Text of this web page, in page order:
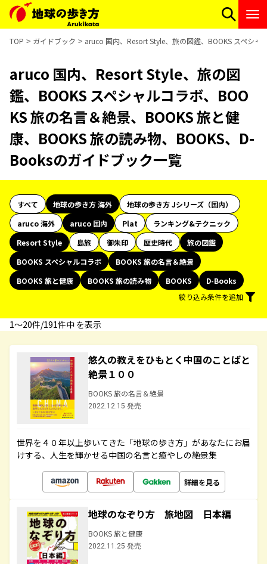
TOP ガイドブック aruco 国内、Resort Style、旅の図鑑、BOOKS スペシ
aruco 国内、Resort Style、旅の図
鑑、BOOKS スペシャルコラボ、BOO
KS 旅の名言＆絶景、BOOKS 旅と健
康、BOOKS 旅の読み物、BOOKS、D-
Booksのガイドブック一覧
すべて 地球の歩き方 海外
地球の歩き方 Jシリーズ（国内）
aruco 海外
aruco 国内 Plat
ランキング&テクニック
Resort Style
島旅 御朱印 歴史時代
旅の図鑑
BOOKS スペシャルコラボ
BOOKS 旅の名言＆絶景
BOOKS 旅と健康
BOOKS 旅の読み物 BOOKS
D-Books
絞り込み条件を追加
1〜20件/191件中 を表示
悠久の教えをひもとく中国のことばと
絶景１００
BOOKS 旅の名言＆絶景
2022.12.15 発売
世界を４０年以上歩いてきた「地球の歩き方」があなたにお届
けする、人生を輝かせる中国の名言と癒やしの絶景集
詳細を見る
地球のなぞり方 旅地図 日本編
BOOKS 旅と健康
2022.11.25 発売